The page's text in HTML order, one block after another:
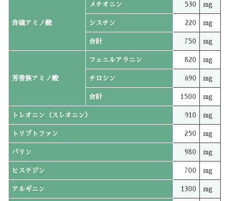
含硫アミノ酸
メチオニン 530 mg
シスチン 220 mg
合計 750 mg
芳香族アミノ酸
フェニルアラニン 820 mg
チロシン 690 mg
合計 1500 mg
トレオニン（スレオニン） 910 mg
トリプトファン 250 mg
バリン 980 mg
ヒスチジン 700 mg
アルギニン 1300 mg